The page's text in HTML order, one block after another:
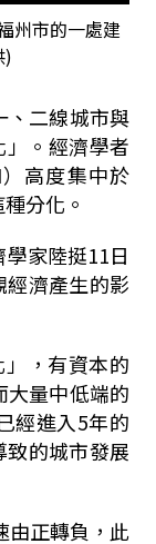
州市的一處建
)
、二線城市與
。經濟學者
高度集中於
分化。
家陸挺11日
經濟產生的影
，有資本的
大量中低端的
經進入5年的
致的城市發展
由正轉負，此